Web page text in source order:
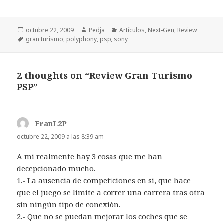
Publicado
el
octubre 22, 2009 Autor
Pedja Categorías
Artículos, Next-Gen, Review
Etiquetas
gran turismo, polyphony, psp, sony
2 thoughts on “Review Gran Turismo
PSP”
FranL2P
octubre 22, 2009 a las 8:39 am
A mi realmente hay 3 cosas que me han
decepcionado mucho.
1.- La ausencia de competiciones en si, que hace
que el juego se limite a correr una carrera tras otra
sin ningún tipo de conexión.
2.- Que no se puedan mejorar los coches que se